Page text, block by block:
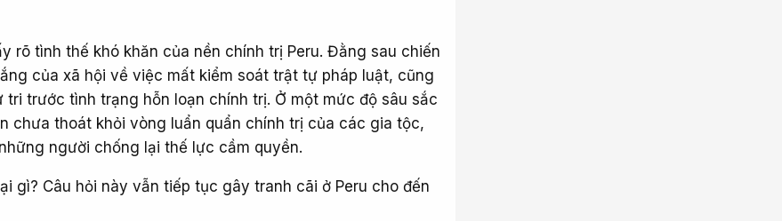
rõ tình thế khó khăn của nền chính trị Peru. Đằng sau chiến
của xã hội về việc mất kiểm soát trật tự pháp luật, cũng
tri trước tình trạng hỗn loạn chính trị. Ở một mức độ sâu sắc
chưa thoát khỏi vòng luẩn quẩn chính trị của các gia tộc,
người chống lại thế lực cầm quyền.
gì? Câu hỏi này vẫn tiếp tục gây tranh cãi ở Peru cho đến